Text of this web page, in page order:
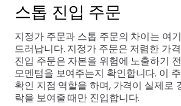
스톱 진입 주문
지정가 주문과 스톱 주문의 차이는 여
드러납니다. 지정가 주문은 저렴한 가
진입 주문은 자본을 위험에 노출하기
모멘텀을 보여주는지 확인합니다. 이
확인 지점 역할을 하며, 가격이 실제로
락을 보여줄 때만 진입합니다.